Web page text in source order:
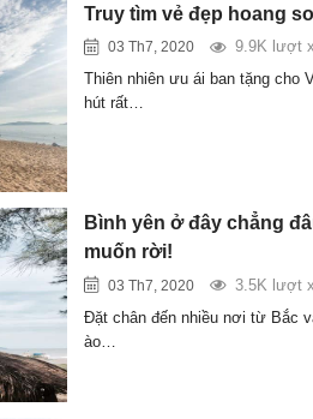
Truy tìm vẻ đẹp hoang
03 Th7, 2020
9.9K lượt
Thiên nhiên ưu ái ban tặng cho
hút rất…
Bình yên ở đây chẳng
muốn rời!
03 Th7, 2020
3.5K lượt
Đặt chân đến nhiều nơi từ Bắc
ào…